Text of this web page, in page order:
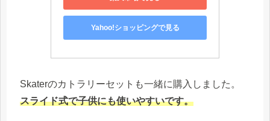
Yahoo!ショッピングで見る
Skaterのカトラリーセットも一緒に購入しました。
スライド式で子供にも使いやすいです。